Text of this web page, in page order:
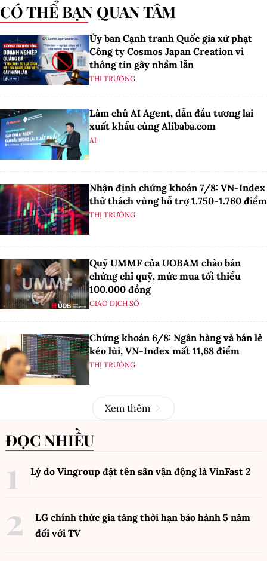
CÓ THỂ BẠN QUAN TÂM
Ủy ban Cạnh tranh Quốc gia xử phạt
Công ty Cosmos Japan Creation vì
thông tin gây nhầm lẫn
THỊ TRƯỜNG
Làm chủ AI Agent, dẫn đầu tương lai
xuất khẩu cùng Alibaba.com
AI
Nhận định chứng khoán 7/8: VN-Index
thử thách vùng hỗ trợ 1.750-1.760 điểm
THỊ TRƯỜNG
Quỹ UMMF của UOBAM chào bán
chứng chỉ quỹ, mức mua tối thiểu
100.000 đồng
GIAO DỊCH SỐ
Chứng khoán 6/8: Ngân hàng và bán lẻ
kéo lùi, VN-Index mất 11,68 điểm
THỊ TRƯỜNG
Xem thêm
ĐỌC NHIỀU
Lý do Vingroup đặt tên sân vận động là VinFast 2
LG chính thức gia tăng thời hạn bảo hành 5 năm
đối với TV